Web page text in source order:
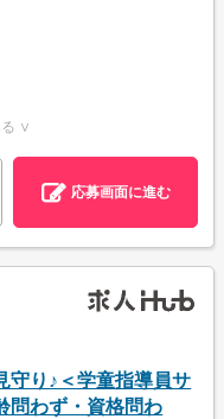
∨
応募画面に進む
守り♪＜学童指導員サ
問わず・資格問わ